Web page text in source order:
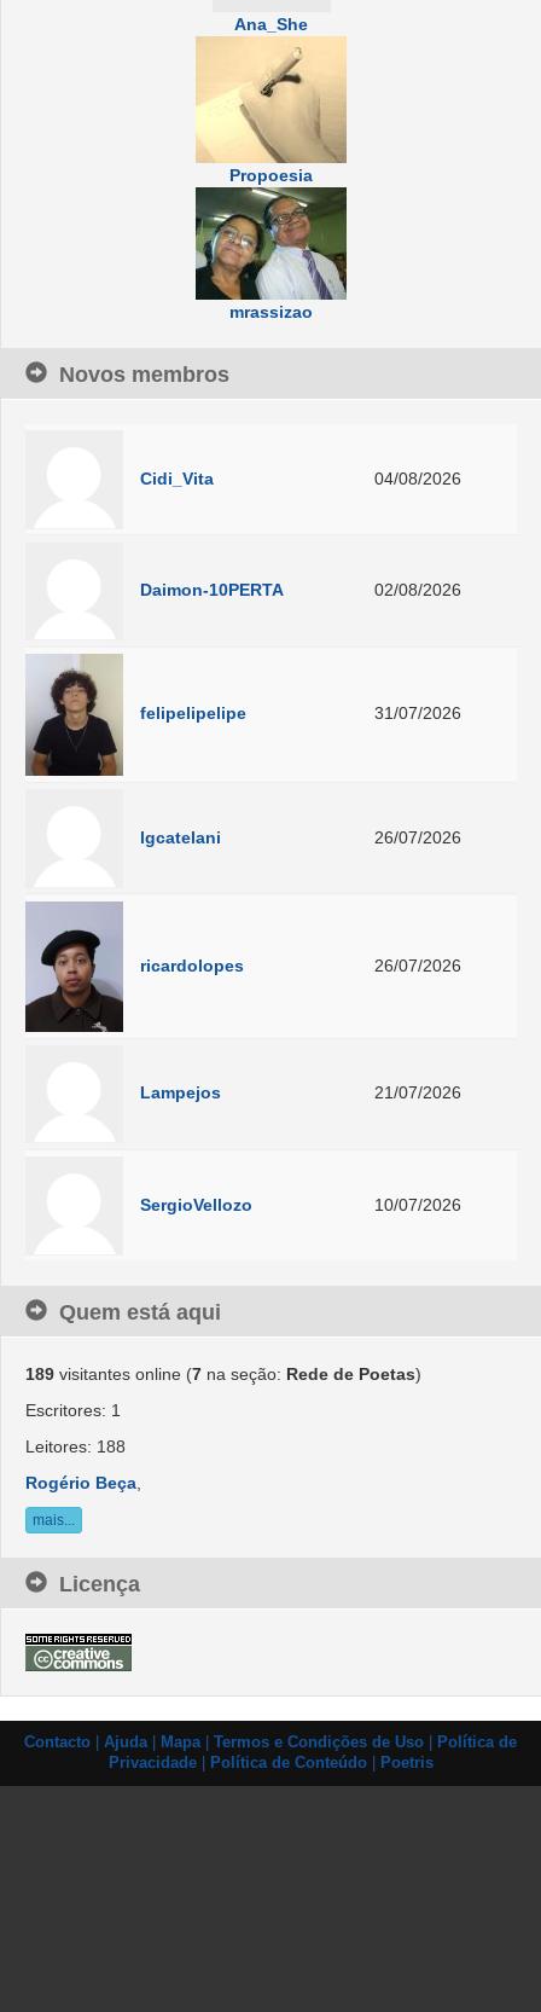
Ana_She
Propoesia
mrassizao
Novos membros
Cidi_Vita 04/08/2026
Daimon-10PERTA 02/08/2026
felipelipelipe 31/07/2026
lgcatelani 26/07/2026
ricardolopes 26/07/2026
Lampejos 21/07/2026
SergioVellozo 10/07/2026
Quem está aqui
189 visitantes online (7 na seção: Rede de Poetas)
Escritores: 1
Leitores: 188
Rogério Beça
mais...
Licença
Contacto Ajuda| Mapa| Termos e Condições de Uso
Política de
Privacidade| Política de Conteúdo| Poetris